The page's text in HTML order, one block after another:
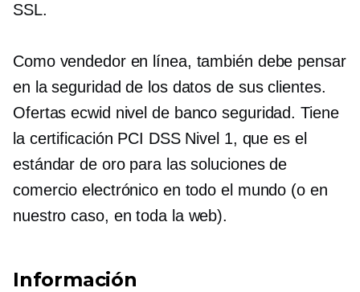
SSL.
Como vendedor en línea, también debe pensar
en la seguridad de los datos de sus clientes.
Ofertas ecwid nivel de banco seguridad. Tiene
la certificación PCI DSS Nivel 1, que es el
estándar de oro para las soluciones de
comercio electrónico en todo el mundo (o en
nuestro caso, en toda la web).
Información